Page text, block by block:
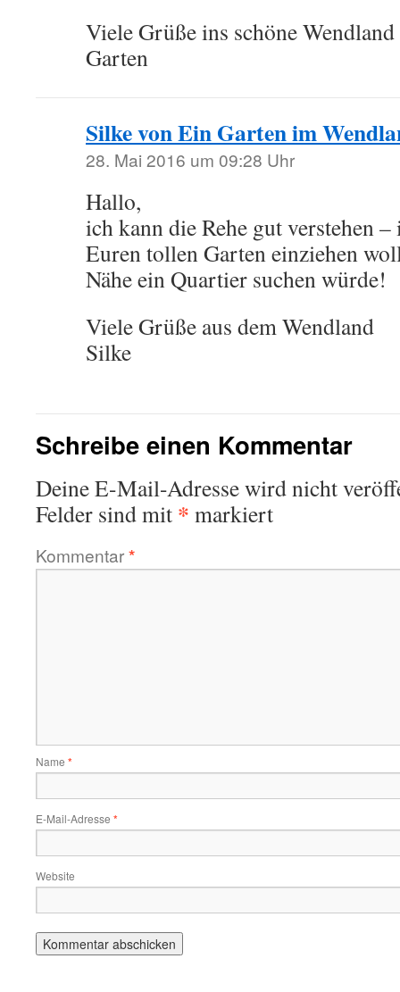
Viele Grüße ins schöne
Garten
Silke von Ein Garten im
28. Mai 2016 um 09:28 Uhr
Hallo,
ich kann die Rehe gut verstehen
Euren tollen Garten einziehen
Nähe ein Quartier suchen würde!
Viele Grüße aus dem Wendland
Silke
Schreibe einen Kommentar
Deine E-Mail-Adresse wird nicht
Felder sind mit * markiert
Kommentar*
Name *
E-Mail-Adresse *
Website